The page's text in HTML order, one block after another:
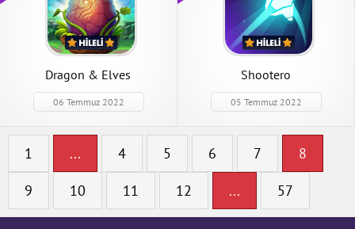
Dragon & Elves
06 Temmuz 2022
Shootero
05 Temmuz 2022
1 ... 4 5 6 7 8
9 10 11 12 ... 57